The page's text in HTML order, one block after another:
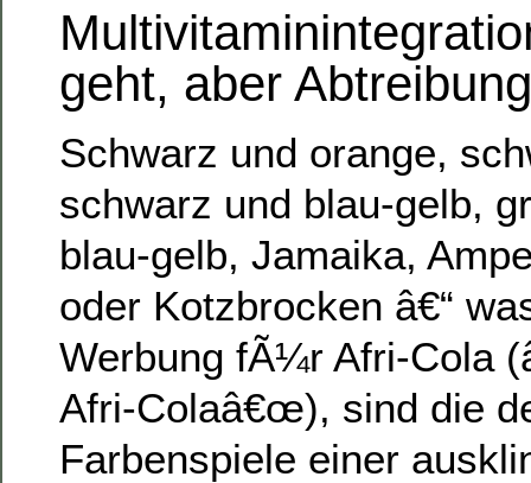
geht, aber
Schwarz und orange,
schwarz und blau-gelb,
blau-gelb, Jamaika,
oder Kotzbrocken â€“
Werbung fÃ¼r Afri-Cola
Afri-Colaâ€œ), sind die
Farbenspiele einer